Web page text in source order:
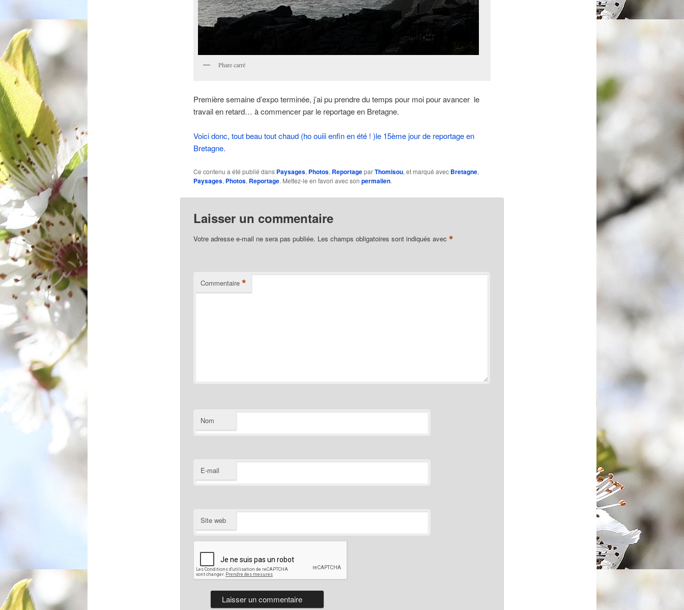
Phare carré
Première semaine d’expo terminée, j’ai pu prendre du temps pour moi pour avancer le
travail en retard… à commencer par le reportage en Bretagne.
Voici donc, tout beau tout chaud (ho ouiii enfin en été ! )le 15ème jour de reportage en
Bretagne.
Ce contenu a été publié dans Paysages, Photos, ReportageparThomisou, et marqué avec Bretagne,
Paysages, Photos, Reportage. Mettez-le en favori avec son permalien.
Laisser un commentaire
Votre adresse e-mail ne sera pas publiée. Les champs obligatoires sont indiqués avec *
Commentaire *
Nom
E-mail
Site web